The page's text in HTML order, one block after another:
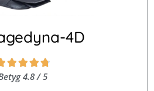
4D

4.8 / 5